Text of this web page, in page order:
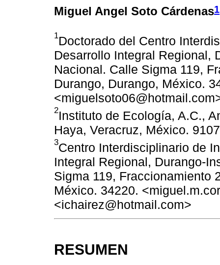
Miguel Angel Soto Cárdenas1
1Doctorado del Centro
Desarrollo Integral Regional,
Nacional. Calle Sigma 119,
Durango, Durango, México.
2Instituto de Ecología, A.C.,
Haya, Veracruz, México.
3Centro Interdisciplinario de
Integral Regional, Durango-
Sigma 119, Fraccionamiento
México. 34220.
<ichairez@hotmail.com>
RESUMEN